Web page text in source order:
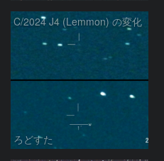
C/2024 J4 (Lemmon) の変化
ろどすた